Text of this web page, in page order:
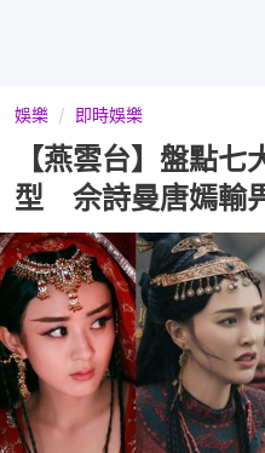
娛樂 即時娛樂
【燕雲台】盤點
型 佘詩曼唐嫣輸